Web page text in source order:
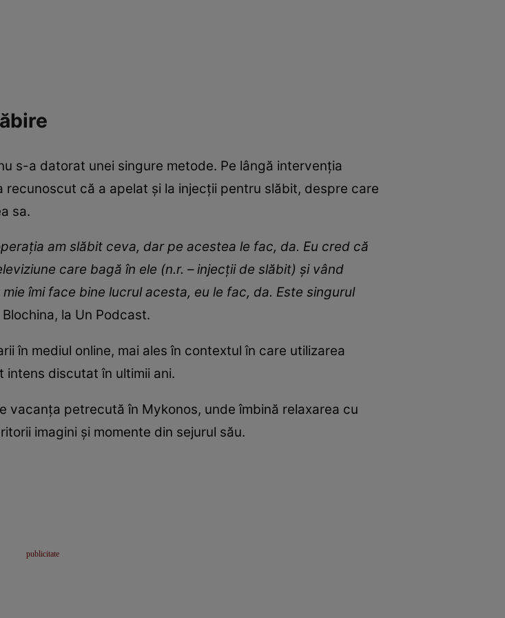
s-a datorat unei singure metode. Pe lângă intervenția
că a apelat și la injecții pentru slăbit, despre care
sa.
am slăbit ceva, dar pe acestea le fac, da. Eu cred că
care bagă în ele (n.r. – injecții de slăbit) și vând
îmi face bine lucrul acesta, eu le fac, da. Este singurul
la Un Podcast.
în mediul online, mai ales în contextul în care utilizarea
discutat în ultimii ani.
vacanța petrecută în Mykonos, unde îmbină relaxarea cu
imagini și momente din sejurul său.